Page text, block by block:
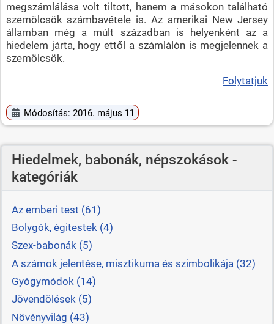
megszámlálása volt tiltott, hanem a másokon található
szemölcsök számbavétele is. Az amerikai New Jersey
államban még a múlt században is helyenként az a
hiedelem járta, hogy ettől a számlálón is megjelennek a
szemölcsök.
Folytatjuk
Módosítás: 2016. május 11
Hiedelmek, babonák, népszokások -
kategóriák
Az emberi test (61)
Bolygók, égitestek (4)
Szex-babonák (5)
A számok jelentése, misztikuma és szimbolikája (32)
Gyógymódok (14)
Jövendölések (5)
Növényvilág (43)